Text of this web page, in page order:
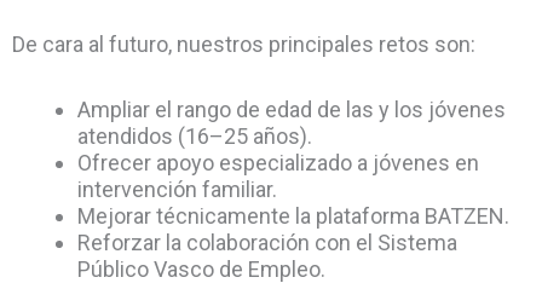
De cara al futuro, nuestros principales retos son:
Ampliar el rango de edad de las y los jóvenes
atendidos (16–25 años).
Ofrecer apoyo especializado a jóvenes en
intervención familiar.
Mejorar técnicamente la plataforma BATZEN.
Reforzar la colaboración con el Sistema
Público Vasco de Empleo.